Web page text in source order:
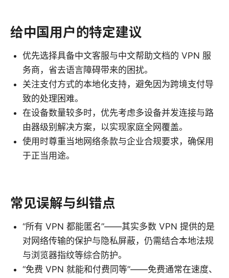
给中国用户的特定建议
优先选择具备中文客服与中文帮助文档的 VPN 服
务商，省去语言障碍带来的困扰。
关注支付方式的本地化支持，避免因为跨境支付导
致的处理困难。
在设备数量较多时，优先考虑多设备并发连接与路
由器级别解决方案，以实现家庭全网覆盖。
使用时尊重当地网络条款与企业合规要求，确保用
于正当用途。
常见误解与纠错点
“所有 VPN 都能匿名”——其实多数 VPN 提供的是
对网络传输的保护与隐私屏蔽，仍需结合本地法规
与浏览器指纹等综合防护。
“免费 VPN 就能和付费同等”——免费通常在速度、